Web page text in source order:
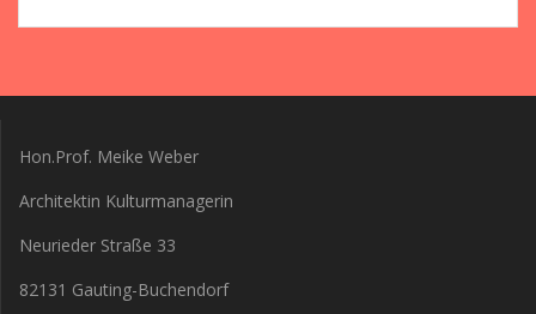
Hon.Prof. Meike Weber
Architektin Kulturmanagerin
Neurieder Straße 33
82131 Gauting-Buchendorf